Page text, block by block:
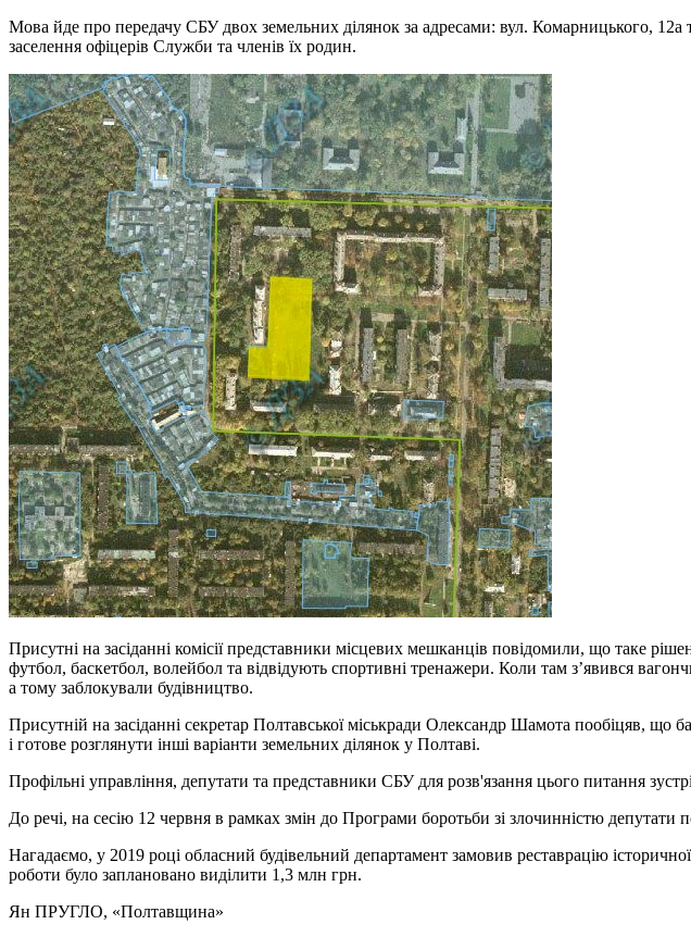
Мова йде про передачу СБУ двох земельних ділянок за адресами: вул. Комарницького, 12а
заселення офіцерів Служби та членів їх родин.
Присутні на засіданні комісії представники місцевих мешканців повідомили, що таке
футбол, баскетбол, волейбол та відвідують спортивні тренажери. Коли там з’явився
а тому заблокували будівництво.
Присутній на засіданні секретар Полтавської міськради Олександр Шамота пообіцяв,
і готове розглянути інші варіанти земельних ділянок у Полтаві.
Профільні управління, депутати та представники СБУ для розв'язання цього питання
До речі, на сесію 12 червня в рамках змін до Програми боротьби зі злочинністю
Нагадаємо, у 2019 році обласний будівельний департамент замовив реставрацію
роботи було заплановано виділити 1,3 млн грн.
Ян ПРУГЛО, «Полтавщина»